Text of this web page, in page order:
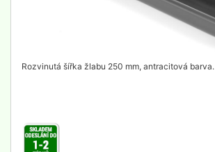
Rozvinutá šířka žlabu 250 mm, antracitová barva.